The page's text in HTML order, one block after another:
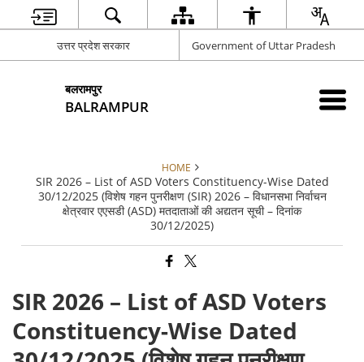
उत्तर प्रदेश सरकार Government of Uttar Pradesh
बलरामपुर
BALRAMPUR
HOME
SIR 2026 – List of ASD Voters Constituency-Wise Dated
30/12/2025 (विशेष गहन पुनरीक्षण (SIR) 2026 – विधानसभा निर्वाचन
क्षेत्रवार एएसडी (ASD) मतदाताओं की अद्यतन सूची – दिनांक
30/12/2025)
SIR 2026 – List of ASD Voters
Constituency-Wise Dated